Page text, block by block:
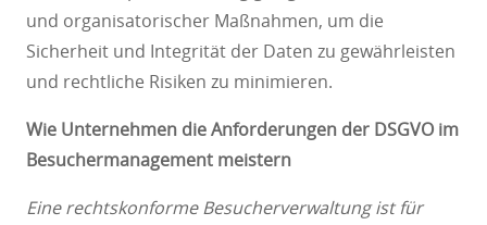
und organisatorischer Maßnahmen, um die
Sicherheit und Integrität der Daten zu gewährleisten
und rechtliche Risiken zu minimieren.
Wie Unternehmen die Anforderungen der DSGVO im
Besuchermanagement meistern
Eine rechtskonforme Besucherverwaltung ist für